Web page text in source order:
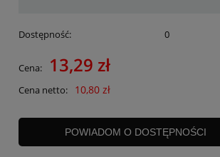
Dostępność: 0
Cena: 13,29 zł
Cena netto: 10,80 zł
POWIADOM O DOSTĘPNOŚCI